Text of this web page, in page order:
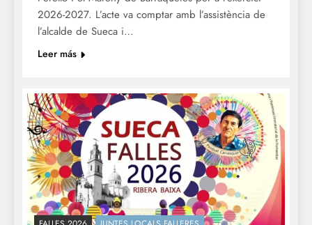
2026-2027. L’acte va comptar amb l’assistència de
l’alcalde de Sueca i…
Leer más